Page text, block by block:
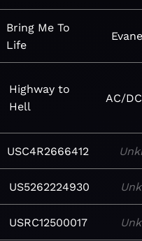
Bring Me To
Life
Highway to
Hell
AC/DC
USC4R2666412
US5262224930
USRC12500017